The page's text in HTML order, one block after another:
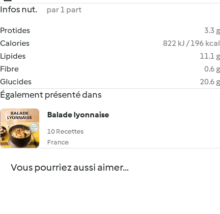
Infos nut. par 1 part
Protides
3.3 g
Calories
822 kJ / 196 kcal
Lipides
11.1 g
Fibre
0.6 g
Glucides
20.6 g
Également présenté dans
Balade lyonnaise
10 Recettes
France
Vous pourriez aussi aimer...